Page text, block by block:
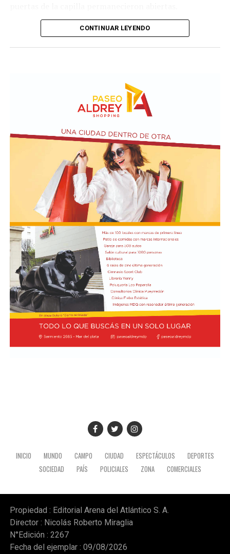
La imagen del santo salió del santuario de Moreno al
En paralelo, distintos gremios y organizaciones sociales
se sumaron bajo las consignas de paz, pan, tierra, techo
desocupados.
CONTINUAR LEYENDO
INICIO MUNDO CAMPO CIUDAD ESPECTÁCULOS
DEPORTES
SOCIEDAD
PAÍS POLICIALES ZONA COMERCIALES
Propiedad : Editorial Arena del Atlántico S. A.
Director : Nicolás Roberto Miraglia
N°Edición : 2267
Fecha del ejemplar : 09/08/2026